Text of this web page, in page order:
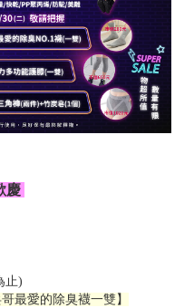
慶
止)
最愛的除臭襪一雙】